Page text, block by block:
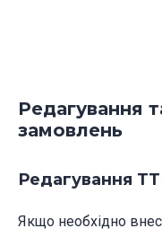
Редагування
замовлень
Редагування
Якщо необхідно